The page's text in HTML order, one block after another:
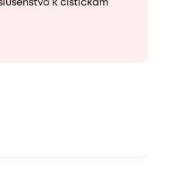
k čističkám